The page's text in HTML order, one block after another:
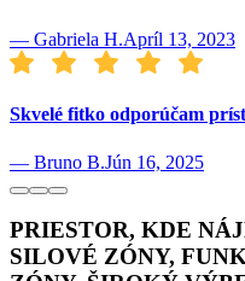
— Gabriela H.Apríl 13, 2023
Skvelé fitko odporúčam
— Bruno B.Jún 16, 2025
PRIESTOR, KDE
SILOVÉ ZÓNY,